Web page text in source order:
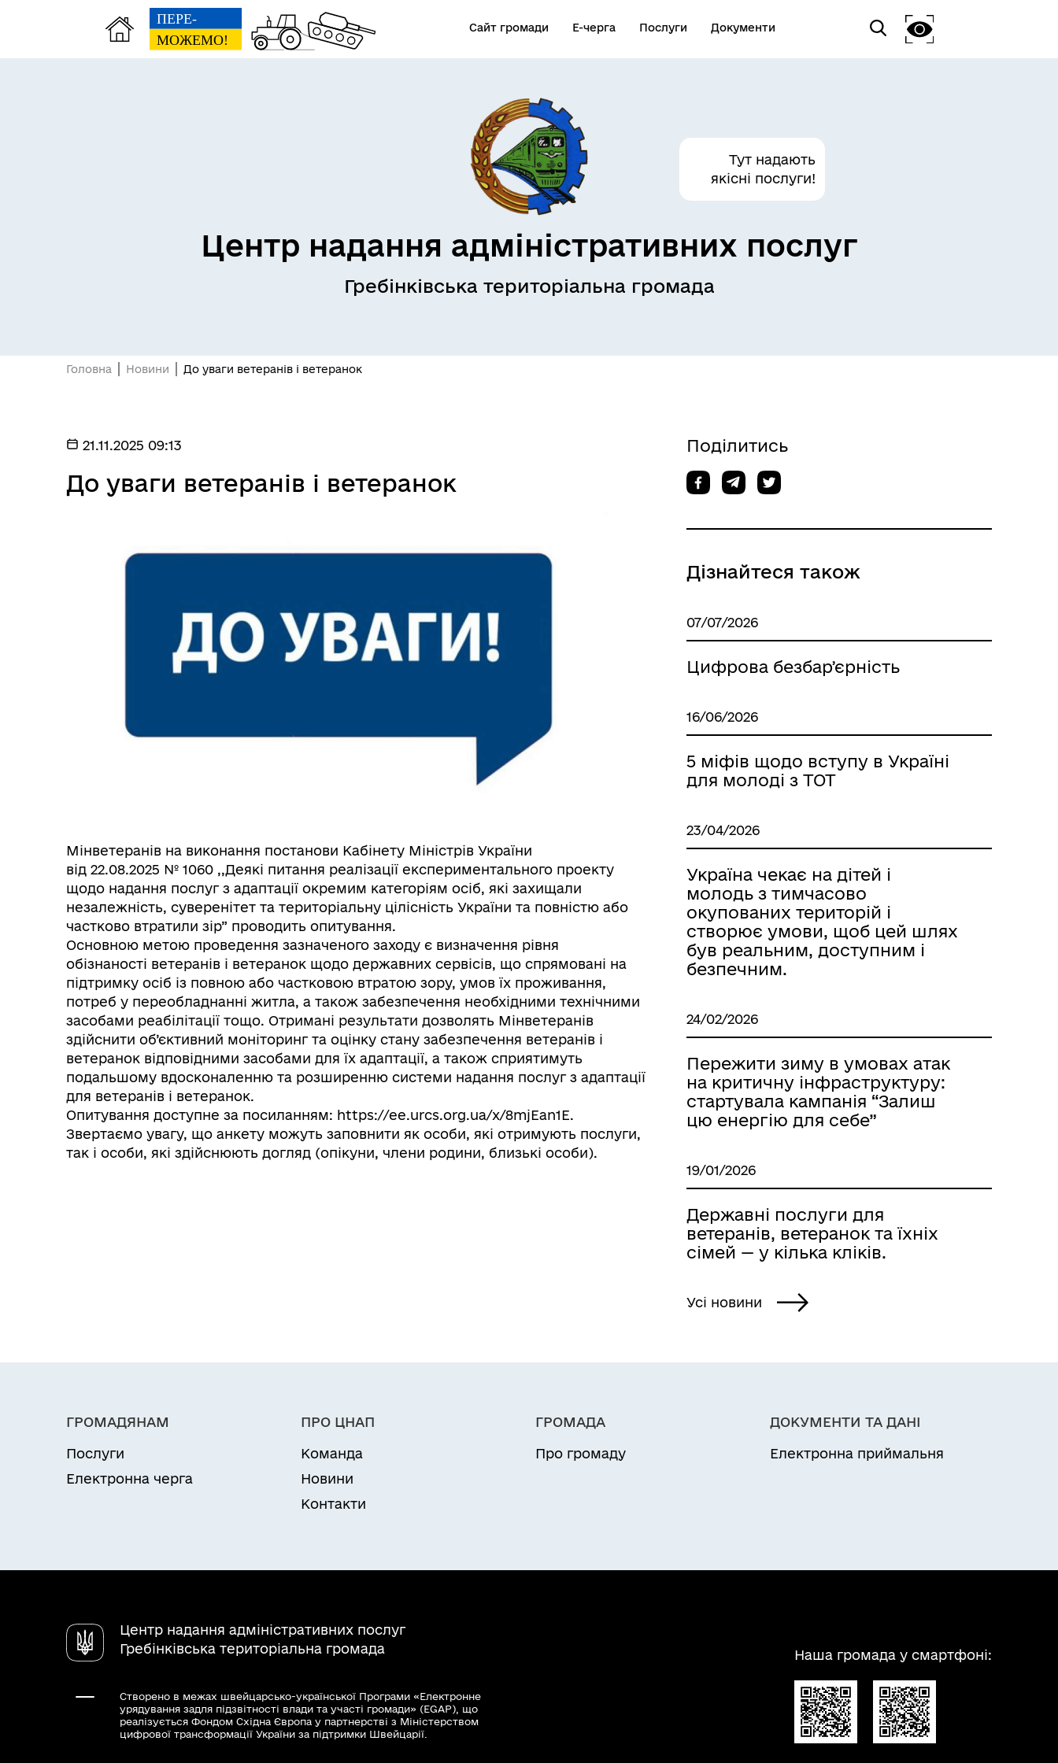
Сайт громади Е-черга Послуги Документи
Тут надають
якісні послуги!
Центр надання адміністративних послуг
Гребінківська територіальна громада
Головна Новини До уваги ветеранів і ветеранок
21.11.2025 09:13
До уваги ветеранів і ветеранок
Мінветеранів на виконання постанови Кабінету Міністрів України
від 22.08.2025 № 1060 ,,Деякі питання реалізації експериментального проекту
щодо надання послуг з адаптації окремим категоріям осіб, які захищали
незалежність, суверенітет та територіальну цілісність України та повністю або
частково втратили зір” проводить опитування.
Основною метою проведення зазначеного заходу є визначення рівня
обізнаності ветеранів і ветеранок щодо державних сервісів, що спрямовані на
підтримку осіб із повною або частковою втратою зору, умов їх проживання,
потреб у переобладнанні житла, а також забезпечення необхідними технічними
засобами реабілітації тощо. Отримані результати дозволять Мінветеранів
здійснити об’єктивний моніторинг та оцінку стану забезпечення ветеранів і
ветеранок відповідними засобами для їх адаптації, а також сприятимуть
подальшому вдосконаленню та розширенню системи надання послуг з адаптації
для ветеранів і ветеранок.
Опитування доступне за посиланням: https://ee.urcs.org.ua/x/8mjEan1E.
Звертаємо увагу, що анкету можуть заповнити як особи, які отримують послуги,
так і особи, які здійснюють догляд (опікуни, члени родини, близькі особи).
Поділитись
Дізнайтеся також
07/07/2026
Цифрова безбарʼєрність
16/06/2026
5 міфів щодо вступу в Україні
для молоді з ТОТ
23/04/2026
Україна чекає на дітей і
молодь з тимчасово
окупованих територій і
створює умови, щоб цей шлях
був реальним, доступним і
безпечним.
24/02/2026
Пережити зиму в умовах атак
на критичну інфраструктуру:
стартувала кампанія “Залиш
цю енергію для себе”
19/01/2026
Державні послуги для
ветеранів, ветеранок та їхніх
сімей — у кілька кліків.
Усі новини
ГРОМАДЯНАМ
Послуги
Електронна черга
ПРО ЦНАП
Команда
Новини
Контакти
ГРОМАДА
Про громаду
ДОКУМЕНТИ ТА ДАНІ
Електронна приймальня
Центр надання адміністративних послуг
Гребінківська територіальна громада
Створено в межах швейцарсько-української Програми «Електронне
урядування задля підзвітності влади та участі громади» (EGAP), що
реалізується Фондом Східна Європа у партнерстві з Міністерством
цифрової трансформації України за підтримки Швейцарії.
Наша громада у смартфоні: